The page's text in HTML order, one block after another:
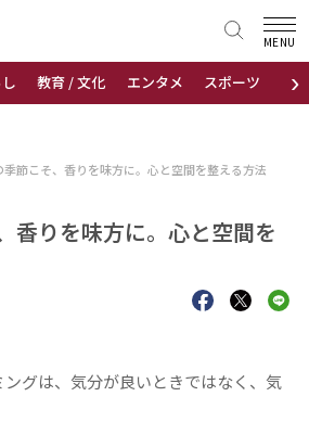
›
教育 / 文化 エンタメ スポーツ 地域
MENU
季節こそ、香りを味方に。心と空間を整える方法
香りを味方に。心と空間を
グは、気分が良いときではなく、気